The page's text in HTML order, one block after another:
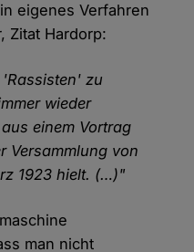
eigenes Verfahren
Zitat Hardorp:
zu
wieder
einem Vortrag
Versammlung von
1923 hielt. (…)"
man nicht